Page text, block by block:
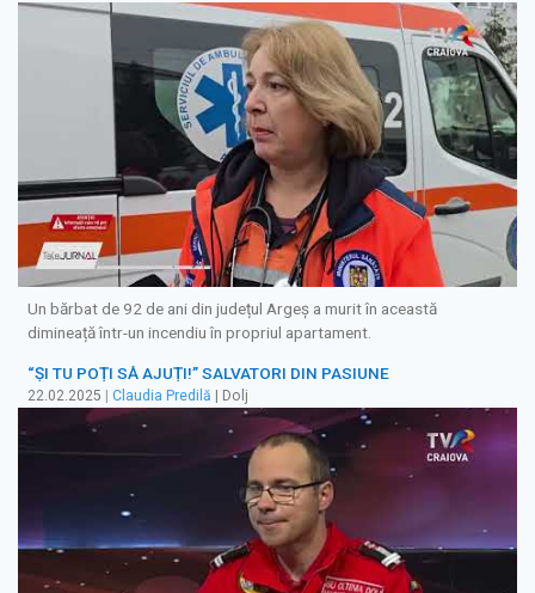
Un bărbat de 92 de ani din județul Argeș a murit în această
dimineață într-un incendiu în propriul apartament.
“ȘI TU POȚI SĂ AJUȚI!” SALVATORI DIN PASIUNE
22.02.2025 Claudia Predilă | Dolj